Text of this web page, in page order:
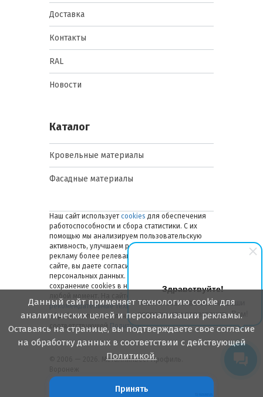
Здравствуйте!
Мы готовы ответить на Ваши
вопросы или перезвонить Вам!
Доставка
Контакты
RAL
Новости
Каталог
Кровельные материалы
Фасадные материалы
Наш сайт использует cookies для обеспечения
работоспособности и сбора статистики. С их
помощью мы анализируем пользовательскую
активность, улучшаем работу сайта и делаем
рекламу более релевантной. Оставаясь на
сайте, вы даете согласие на обработку ваших
персональных данных. Вы можете отключить
сохранение cookies в настройках браузера в
любой момент. На сайте также применяются
рекомендательные технологии. Подробнее об
обработке персональных данных — в
соответствующей
Политике.
© 2006 — 2026. Металлинвест Профиль.
Данный сайт применяет технологию cookie для
аналитических целей и персонализации рекламы.
Оставаясь на странице, вы подтверждаете свое согласие
на обработку данных в соответствии с действующей
Политикой.
Принять